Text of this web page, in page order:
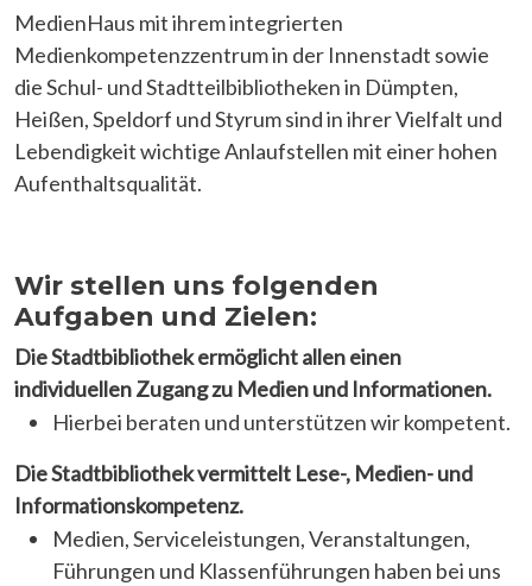
MedienHaus mit ihrem integrierten
Medienkompetenzzentrum in der Innenstadt sowie
die Schul- und Stadtteilbibliotheken in Dümpten,
Heißen, Speldorf und Styrum sind in ihrer Vielfalt und
Lebendigkeit wichtige Anlaufstellen mit einer hohen
Aufenthaltsqualität.
Wir stellen uns folgenden
Aufgaben und Zielen:
Die Stadtbibliothek ermöglicht allen einen
individuellen Zugang zu Medien und Informationen.
Hierbei beraten und unterstützen wir kompetent.
Die Stadtbibliothek vermittelt Lese-, Medien- und
Informationskompetenz.
Medien, Serviceleistungen, Veranstaltungen,
Führungen und Klassenführungen haben bei uns